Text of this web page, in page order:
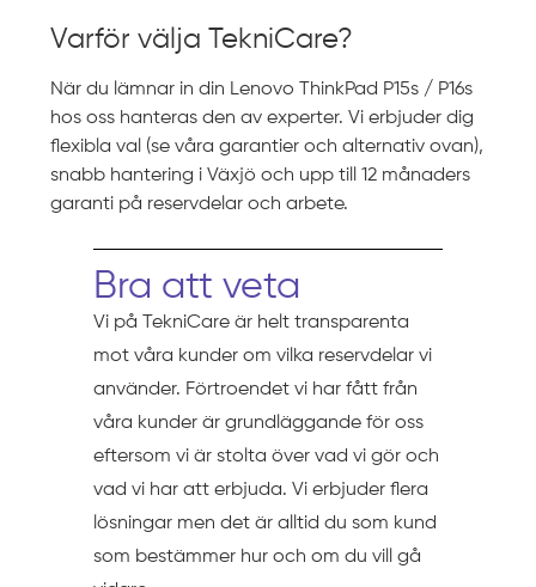
Varför välja TekniCare?
När du lämnar in din Lenovo ThinkPad P15s / P16s
hos oss hanteras den av experter. Vi erbjuder dig
flexibla val (se våra garantier och alternativ ovan),
snabb hantering i Växjö och upp till 12 månaders
garanti på reservdelar och arbete.
Bra att veta
Vi på TekniCare är helt transparenta
mot våra kunder om vilka reservdelar vi
använder. Förtroendet vi har fått från
våra kunder är grundläggande för oss
eftersom vi är stolta över vad vi gör och
vad vi har att erbjuda. Vi erbjuder flera
lösningar men det är alltid du som kund
som bestämmer hur och om du vill gå